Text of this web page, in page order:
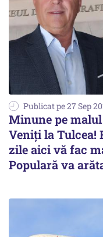
Publicat pe 27 Sep
Minune pe
Veniţi la Tulcea!
zile aici vă fac
Populară va